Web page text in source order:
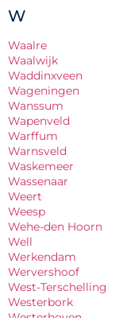
W
Waalre
Waalwijk
Waddinxveen
Wageningen
Wanssum
Wapenveld
Warffum
Warnsveld
Waskemeer
Wassenaar
Weert
Weesp
Wehe-den Hoorn
Well
Werkendam
Wervershoof
West-Terschelling
Westerbork